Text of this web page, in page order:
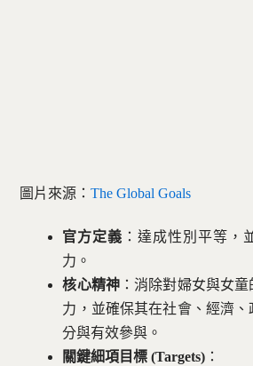
圖片來源：The Global Goals
官方定義 ：達成性別平等，
力。
核心精神 ：消除對婦女與女
力，並確保其在社會、經濟
分與有效參與。
關鍵細項目標 (Targets) ：